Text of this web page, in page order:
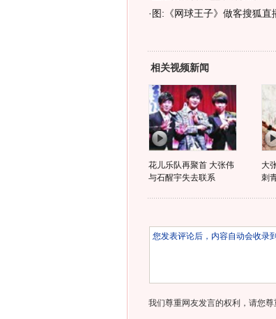
· 图:《网球王子》做客搜狐直
相关视频新闻
花儿乐队再聚首 大张伟
与石醒宇失去联系
大
刺
我们尊重网友发言的权利，请您尊